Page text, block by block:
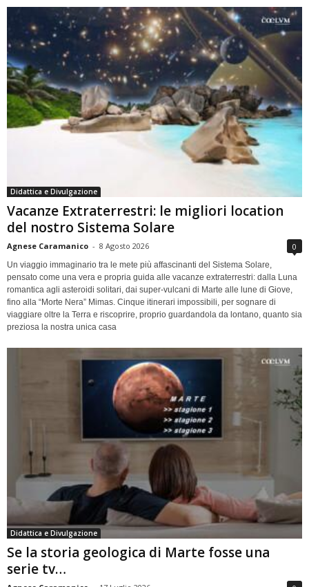
Didattica e Divulgazione
Vacanze Extraterrestri: le migliori location
del nostro Sistema Solare
Agnese Caramanico - 8 Agosto 2026 0
Un viaggio immaginario tra le mete più affascinanti del Sistema Solare,
pensato come una vera e propria guida alle vacanze extraterrestri: dalla Luna
romantica agli asteroidi solitari, dai super-vulcani di Marte alle lune di Giove,
fino alla “Morte Nera” Mimas. Cinque itinerari impossibili, per sognare di
viaggiare oltre la Terra e riscoprire, proprio guardandola da lontano, quanto sia
preziosa la nostra unica casa
Didattica e Divulgazione
Se la storia geologica di Marte fosse una
serie tv…